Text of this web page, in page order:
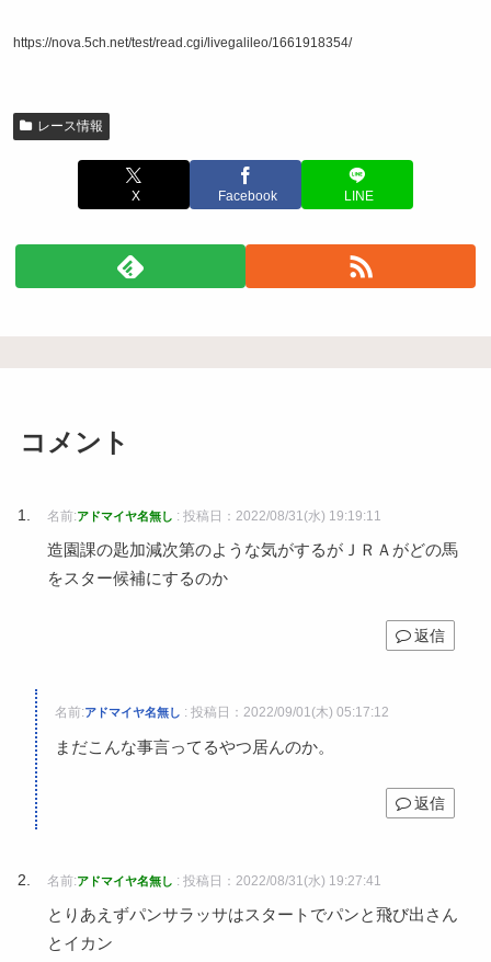
https://nova.5ch.net/test/read.cgi/livegalileo/1661918354/
レース情報
X Facebook LINE
コメント
名前:アドマイヤ名無し : 投稿日：2022/08/31(水) 19:19:11
造園課の匙加減次第のような気がするがＪＲＡがどの馬
をスター候補にするのか
返信
名前:アドマイヤ名無し : 投稿日：2022/09/01(木) 05:17:12
まだこんな事言ってるやつ居んのか。
返信
名前:アドマイヤ名無し : 投稿日：2022/08/31(水) 19:27:41
とりあえずパンサラッサはスタートでパンと飛び出さん
とイカン